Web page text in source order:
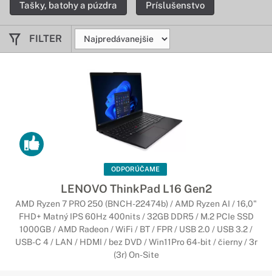
notebookov ThinkPad poskytujú zvýšený komfort a
Notebooky Lenovo IdeaPad
Funkčný, zábavný a štýlový
Notebooky IdeaPad sa dodávajú v rôznych vyhotoveniach – od
základných notebookov pre nových používateľov až po
vysokovýkonné herné notebooky dopĺňajúce náš rad
inovatívnych konvertibilných zariadení Yoga.
Notebooky Lenovo YOGA
Flexibilné a štýlové zariadenia
Vďaka kombinácii flexibility a inovatívnych technológií
ponúkajú tieto notebooky 2 v 1 a zariadenia Ultrabook vysoký
výkon, úžasný dizajn a štyri rôzne režimy používania.
Výsledkom je neprekonateľná flexibilnosť prenosných
Tašky, batohy a púzdra Príslušenstvo
FILTER
ODPORÚČAME
LENOVO ThinkPad L16 Gen2
AMD Ryzen 7 PRO 250 (BNCH-22474b) / AMD Ryzen AI / 16,0"
FHD+ Matný IPS 60Hz 400nits / 32GB DDR5 / M.2 PCIe SSD
1000GB / AMD Radeon / WiFi / BT / FPR / USB 2.0 / USB 3.2 /
USB-C 4 / LAN / HDMI / bez DVD / Win11Pro 64-bit / čierny / 3r
(3r) On-Site